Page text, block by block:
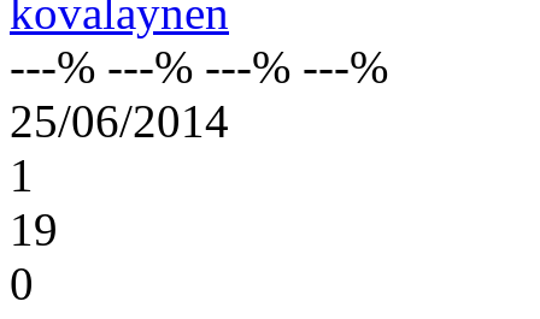
kovalaynen
---% ---% ---% ---%
25/06/2014
1
19
0